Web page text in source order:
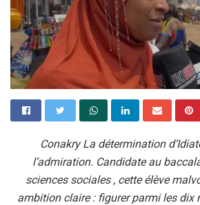
Conakry La détermination
l’admiration. Candidate au
sciences sociales , cette élève
ambition claire : figurer parmi les dix